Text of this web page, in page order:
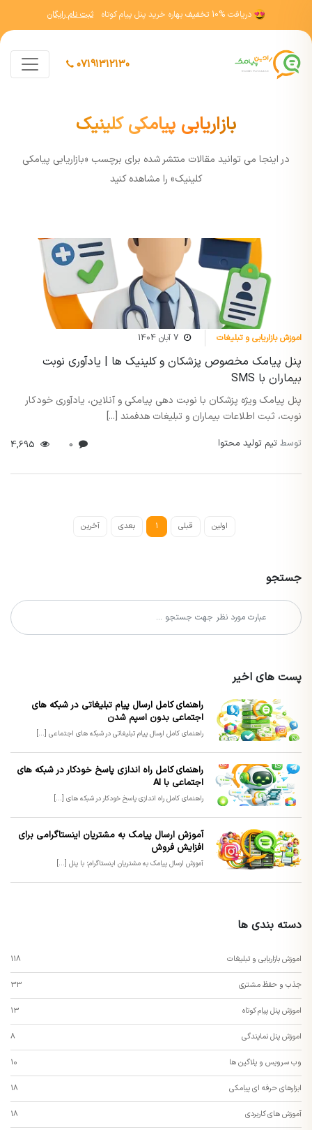
دریافت 10% تخفیف بهاره خرید پنل پیام کوتاه ثبت نام رایگان
07191312130
بازاریابی پیامکی کلینیک
در اينجا مي توانيد مقالات منتشر شده برای برچسب «بازاریابی پیامکی
کلینیک» را مشاهده کنيد
اموزش بازاریابی و تبلیغات 7 آبان 1404
پنل پیامک مخصوص پزشکان و کلینیک ها | یادآوری نوبت
بیماران با SMS
پنل پیامک ویژه پزشکان با نوبت دهی پیامکی و آنلاین، یادآوری خودکار
نوبت، ثبت اطلاعات بیماران و تبلیغات هدفمند [...]
توسط تیم تولید محتوا
اولین قبلی 1 بعدی آخرین
جستجو
پست های اخیر
راهنمای کامل ارسال پیام تبلیغاتی در شبکه های
اجتماعی بدون اسپم شدن
راهنمای کامل ارسال پیام تبلیغاتی در شبکه های اجتماعی [...]
راهنمای کامل راه اندازی پاسخ خودکار در شبکه های
اجتماعی با AI
راهنمای کامل راه اندازی پاسخ خودکار در شبکه های [...]
آموزش ارسال پیامک به مشتریان اینستاگرامی برای
افزایش فروش
آموزش ارسال پیامک به مشتریان اینستاگرام؛ با پنل [...]
دسته بندی ها
اموزش بازاریابی و تبلیغات 118
جذب و حفظ مشتری 33
اموزش پنل پیام کوتاه 13
اموزش پنل نمایندگی 8
وب سرویس و پلاگین ها 10
ابزارهای حرفه ای پیامکی 18
آموزش های کاربردی 18